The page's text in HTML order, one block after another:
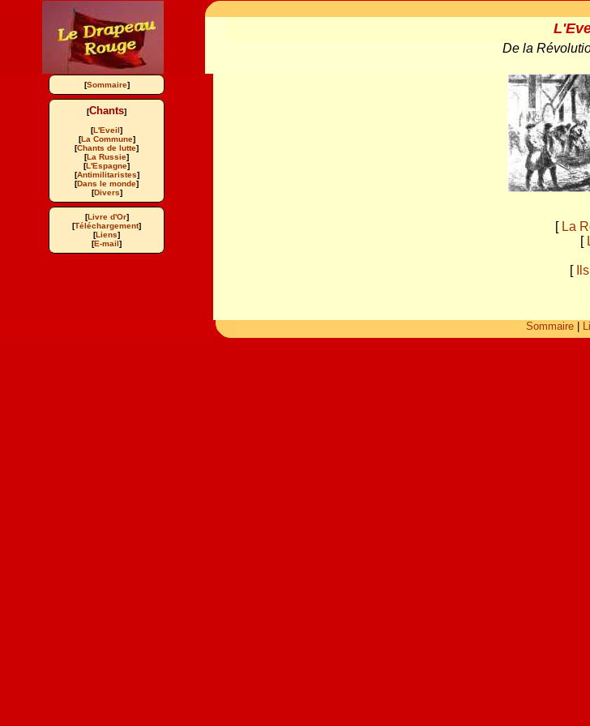
De la
[Sommaire]
[Chants]
[L'Eveil]
[La Commune]
[Chants de lutte]
[La Russie]
[L'Espagne]
[Antimilitaristes]
[Dans le monde]
[Divers]
[Livre d'Or]
[Téléchargement]
[Liens]
[E-mail]
[ La
[
[
Sommaire